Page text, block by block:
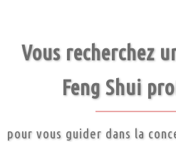
Vous recherchez
Feng Shui
pour vous guider dans la